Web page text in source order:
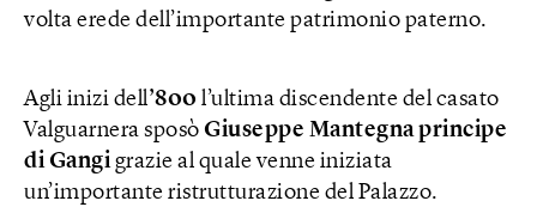
volta erede dell’importante patrimonio paterno.
Agli inizi dell’800 l’ultima discendente del casato
Valguarnera sposò Giuseppe Mantegna principe
di Gangigrazie al quale venne iniziata
un’importante ristrutturazione del Palazzo.